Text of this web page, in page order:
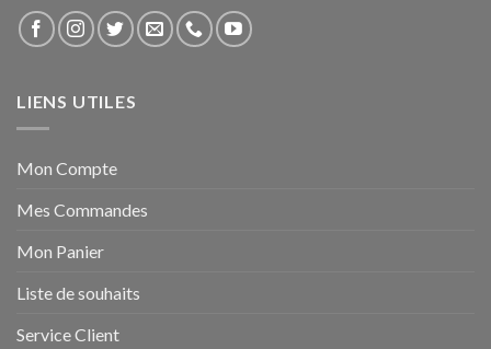
LIENS UTILES
Mon Compte
Mes Commandes
Mon Panier
Liste de souhaits
Service Client